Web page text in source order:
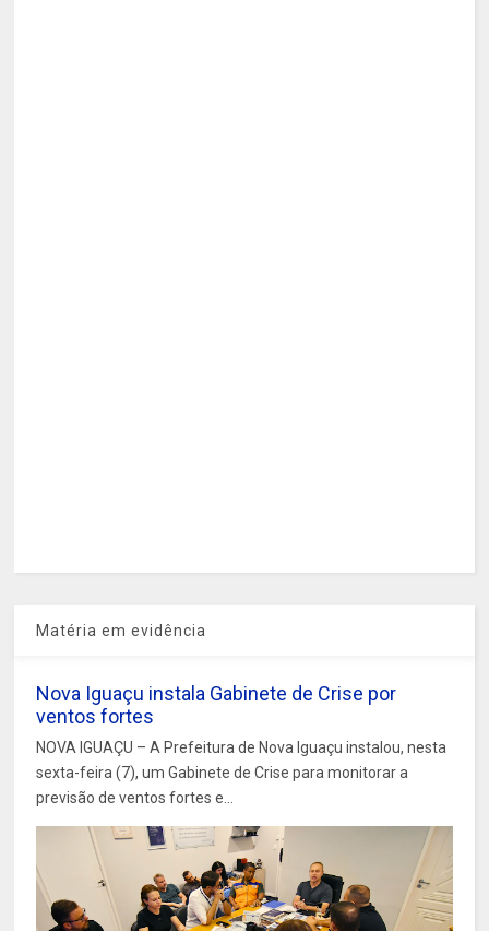
Matéria em evidência
Nova Iguaçu instala Gabinete de Crise por
ventos fortes
NOVA IGUAÇU – A Prefeitura de Nova Iguaçu instalou, nesta
sexta-feira (7), um Gabinete de Crise para monitorar a
previsão de ventos fortes e...